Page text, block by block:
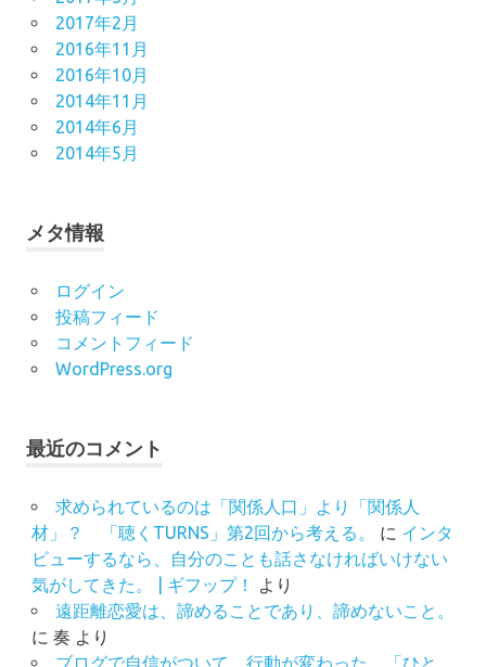
2017年2月
2016年11月
2016年10月
2014年11月
2014年6月
2014年5月
メタ情報
ログイン
投稿フィード
コメントフィード
WordPress.org
最近のコメント
求められているのは「関係人口」より「関係人
材」？ 「聴くTURNS」第2回から考える。
に インタ
ビューするなら、自分のことも話さなければいけない
気がしてきた。 | ギフップ！
より
遠距離恋愛は、諦めることであり、諦めないこと。
に 奏 より
ブログで自信がついて、行動が変わった。「ひと、